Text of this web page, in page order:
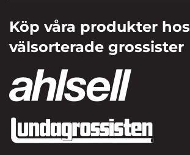
Köp våra produkter hos
välsorterade grossister